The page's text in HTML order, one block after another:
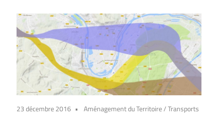
23 décembre 2016 Aménagement du Territoire/Transports